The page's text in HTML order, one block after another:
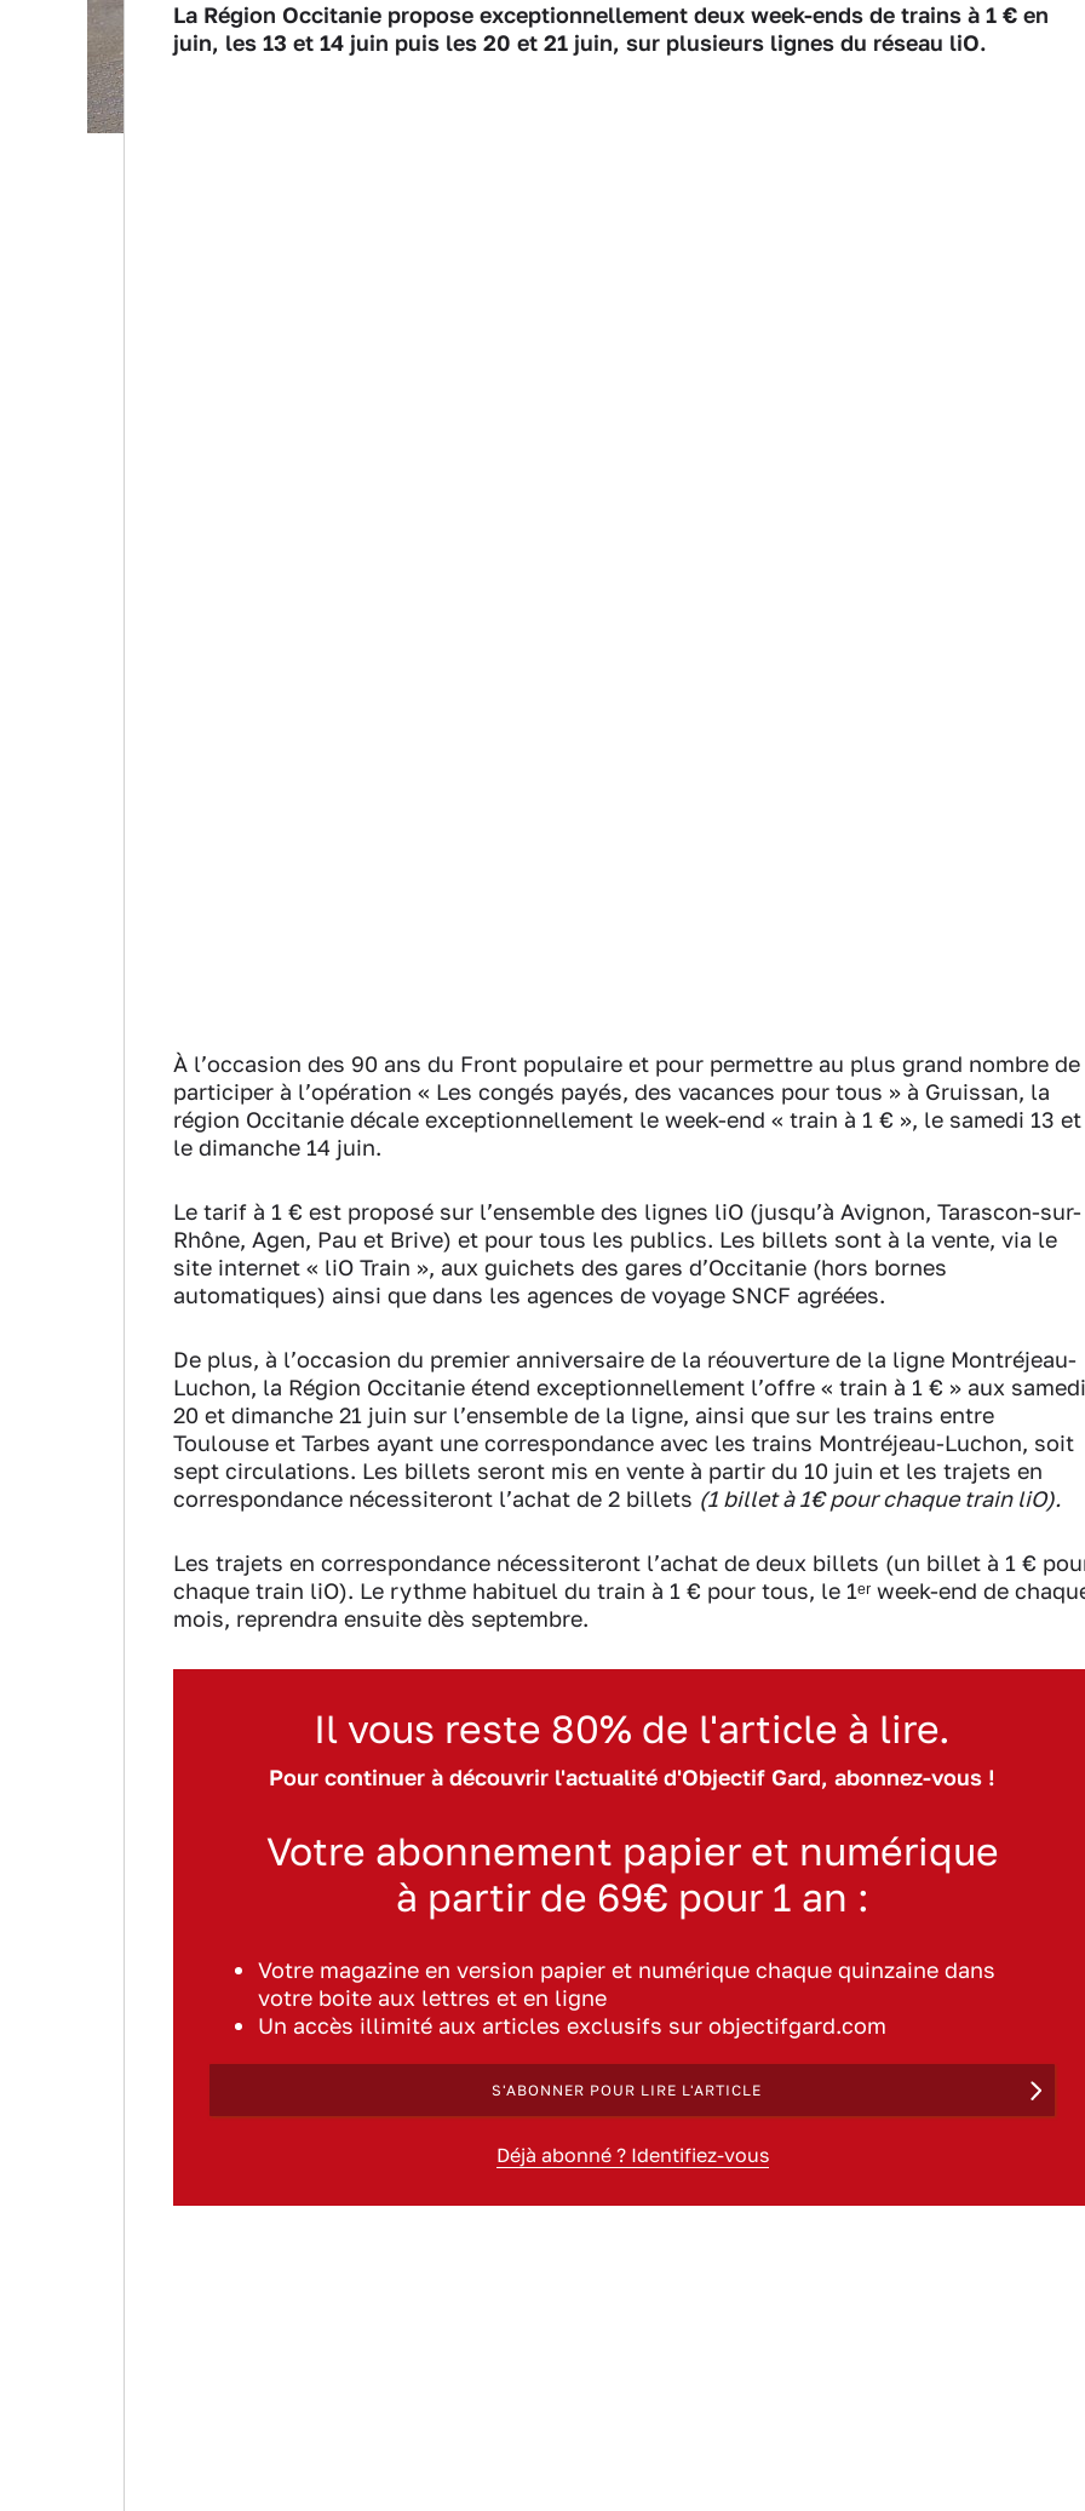
La Région Occitanie propose exceptionnellement deux week-ends de trains à 1 € en
juin, les 13 et 14 juin puis les 20 et 21 juin, sur plusieurs lignes du réseau liO.
À l’occasion des 90 ans du Front populaire et pour permettre au plus grand nombre de
participer à l’opération « Les congés payés, des vacances pour tous » à Gruissan, la
région Occitanie décale exceptionnellement le week-end « train à 1 € », le samedi 13 et
le dimanche 14 juin.
Le tarif à 1 € est proposé sur l’ensemble des lignes liO (jusqu’à Avignon, Tarascon-sur-
Rhône, Agen, Pau et Brive) et pour tous les publics. Les billets sont à la vente, via le
site internet « liO Train », aux guichets des gares d’Occitanie (hors bornes
automatiques) ainsi que dans les agences de voyage SNCF agréées.
De plus, à l’occasion du premier anniversaire de la réouverture de la ligne Montréjeau-
Luchon, la Région Occitanie étend exceptionnellement l’offre « train à 1 € » aux samedi
20 et dimanche 21 juin sur l’ensemble de la ligne, ainsi que sur les trains entre
Toulouse et Tarbes ayant une correspondance avec les trains Montréjeau-Luchon, soit
sept circulations. Les billets seront mis en vente à partir du 10 juin et les trajets en
correspondance nécessiteront l’achat de 2 billets (1 billet à 1€ pour chaque train liO).
Les trajets en correspondance nécessiteront l’achat de deux billets (un billet à 1 €
chaque train liO). Le rythme habituel du train à 1 € pour tous, le 1ᵉʳ week-end de
mois, reprendra ensuite dès septembre.
Il vous reste 80% de l'article à lire.
Pour continuer à découvrir l'actualité d'Objectif Gard, abonnez-vous !
Votre abonnement papier et numérique
à partir de 69€ pour 1 an :
Votre magazine en version papier et numérique chaque quinzaine dans
votre boite aux lettres et en ligne
Un accès illimité aux articles exclusifs sur objectifgard.com
S'ABONNER POUR LIRE L'ARTICLE
Déjà abonné ? Identifiez-vous